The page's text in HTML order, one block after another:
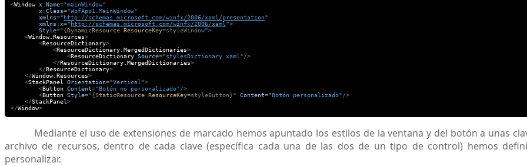
<Window x:Name="mainWindow"
x:Class="WpfApp1.MainWindow"
xmlns="http://schemas.microsoft.com/winfx/2006/xaml/presentation"
xmlns :x="http://schemas.microsoft.com/winfx/2006/xaml ">
Style="{DynamicResource ResourceKey=styleWindow">
<Window.Resources>
<ResourceDictionary>
<ResourceDictionary.MergedDictionaries>
<ResourceDictionary Source="stylesDictionary.xaml"/>
</ResourceDictionary.MergedDictionaries>
</ResourceDictionary>
</Window.Resources>
<StackPanel Orientation="Vertical">
<Button Content="Botón no personalizado"/>
<Button Style="{StaticResource ResourceKey=styleButton}" Content="Botón personalizado"/>
</StackPanel>
</Window>
Mediante el uso de extensiones de marcado hemos apuntado los estilos de la ventana y del botón a unas
archivo de recursos, dentro de cada clave (específica cada una de las dos de un tipo de control) hemos
personalizar.